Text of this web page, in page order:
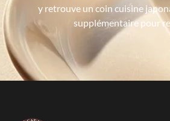
y retrouve un coin cuisine
supplémentaire pour